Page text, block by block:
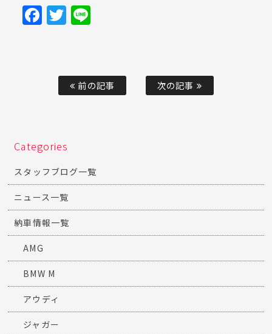
Facebook
Twitter
前の記事 次の記事
Categories
スタッフブログ一覧
ニュース一覧
納車情報一覧
AMG
BMW M
アウディ
ジャガー